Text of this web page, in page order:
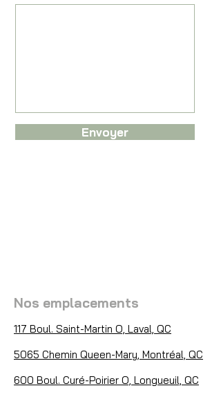
Envoyer
Nos emplacements
117 Boul. Saint-Martin O, Laval, QC
5065 Chemin Queen-Mary, Montréal, QC
600 Boul. Curé-Poirier O, Longueuil, QC